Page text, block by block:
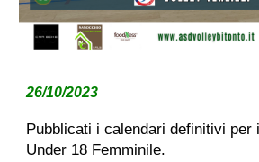
26/10/2023
Pubblicati i calendari definitivi per
Under 18 Femminile.